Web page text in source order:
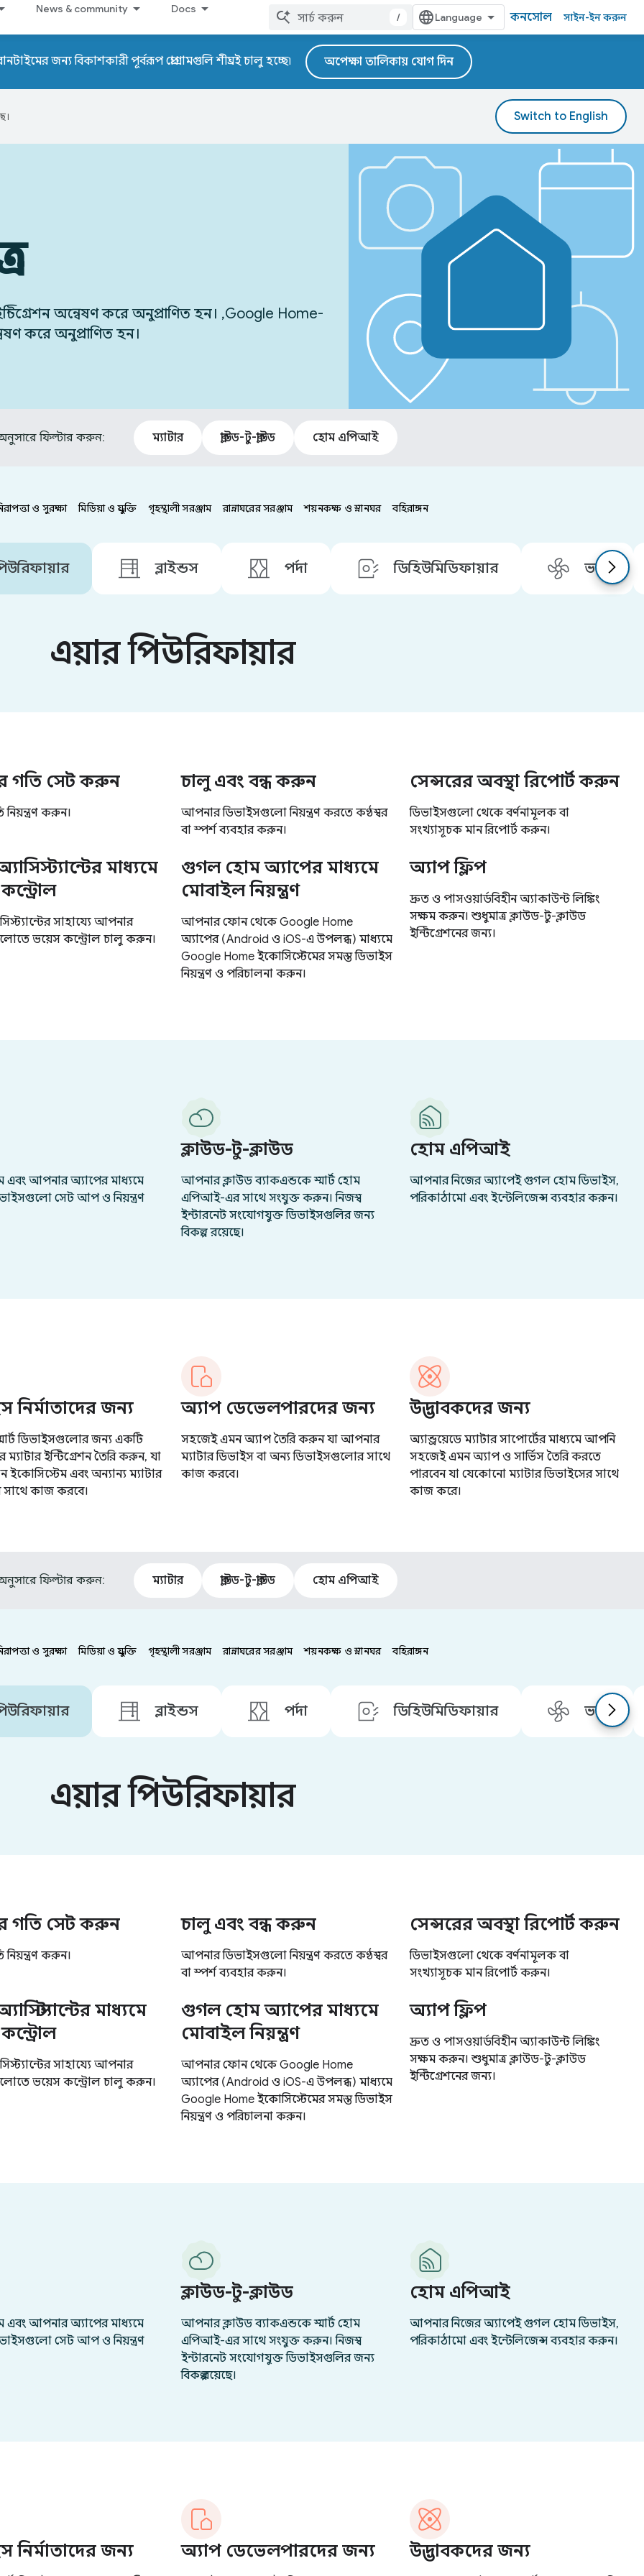
News & community Docs
/ কনসোল সাইন-ইন করুন
জন্য বিকাশকারী পূর্বরূপ প্রোগ্রামগুলি শীঘ্রই চালু হচ্ছে৷ অপেক্ষা তালিকায় যোগ দিন
অন্বেষণ করে অনুপ্রাণিত হন। ,Google Home-
করে অনুপ্রাণিত হন।